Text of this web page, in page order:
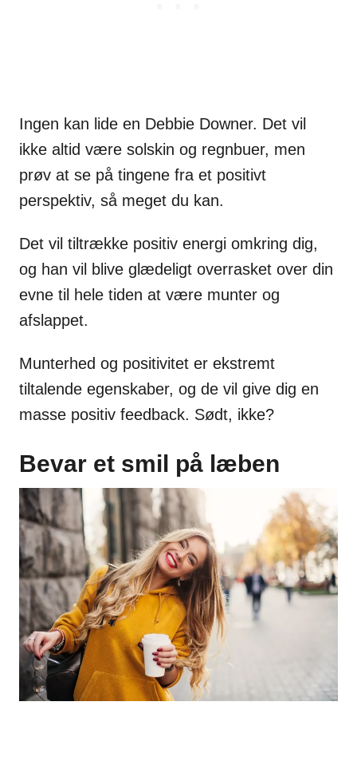
Ingen kan lide en Debbie Downer. Det vil
ikke altid være solskin og regnbuer, men
prøv at se på tingene fra et positivt
perspektiv, så meget du kan.
Det vil tiltrække positiv energi omkring dig,
og han vil blive glædeligt overrasket over din
evne til hele tiden at være munter og
afslappet.
Munterhed og positivitet er ekstremt
tiltalende egenskaber, og de vil give dig en
masse positiv feedback. Sødt, ikke?
Bevar et smil på læben